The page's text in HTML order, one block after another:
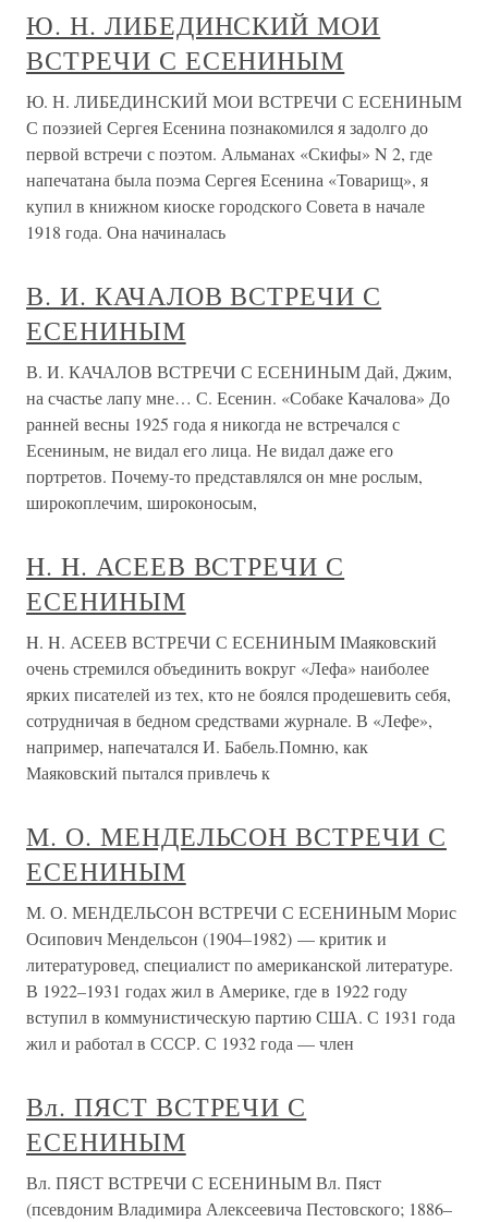
Ю. Н. ЛИБЕДИНСКИЙ МОИ
ВСТРЕЧИ С ЕСЕНИНЫМ
Ю. Н. ЛИБЕДИНСКИЙ МОИ ВСТРЕЧИ С ЕСЕНИНЫМ
С поэзией Сергея Есенина познакомился я задолго до
первой встречи с поэтом. Альманах «Скифы» N 2, где
напечатана была поэма Сергея Есенина «Товарищ», я
купил в книжном киоске городского Совета в начале
1918 года. Она начиналась
В. И. КАЧАЛОВ ВСТРЕЧИ С
ЕСЕНИНЫМ
В. И. КАЧАЛОВ ВСТРЕЧИ С ЕСЕНИНЫМ Дай, Джим,
на счастье лапу мне… С. Есенин. «Собаке Качалова» До
ранней весны 1925 года я никогда не встречался с
Есениным, не видал его лица. Не видал даже его
портретов. Почему-то представлялся он мне рослым,
широкоплечим, широконосым,
H. H. АСЕЕВ ВСТРЕЧИ С
ЕСЕНИНЫМ
H. H. АСЕЕВ ВСТРЕЧИ С ЕСЕНИНЫМ IМаяковский
очень стремился объединить вокруг «Лефа» наиболее
ярких писателей из тех, кто не боялся продешевить себя,
сотрудничая в бедном средствами журнале. В «Лефе»,
например, напечатался И. Бабель.Помню, как
Маяковский пытался привлечь к
М. О. МЕНДЕЛЬСОН ВСТРЕЧИ С
ЕСЕНИНЫМ
М. О. МЕНДЕЛЬСОН ВСТРЕЧИ С ЕСЕНИНЫМ Морис
Осипович Мендельсон (1904–1982) — критик и
литературовед, специалист по американской литературе.
В 1922–1931 годах жил в Америке, где в 1922 году
вступил в коммунистическую партию США. С 1931 года
жил и работал в СССР. С 1932 года — член
Вл. ПЯСТ ВСТРЕЧИ С
ЕСЕНИНЫМ
Вл. ПЯСТ ВСТРЕЧИ С ЕСЕНИНЫМ Вл. Пяст
(псевдоним Владимира Алексеевича Пестовского; 1886–